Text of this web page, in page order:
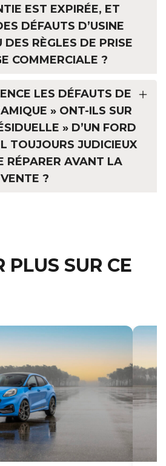
EST EXPIRÉE, ET
DÉFAUTS D’USINE
DES RÈGLES DE PRISE
COMMERCIALE ?
LES DÉFAUTS DE
» ONT-ILS SUR
» D’UN FORD
TOUJOURS JUDICIEUX
RÉPARER AVANT LA
VENTE ?
PLUS SUR CE